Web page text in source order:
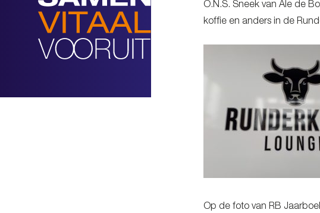
O.N.S. Sneek van Ale de
koffie en anders in de
Op de foto van RB